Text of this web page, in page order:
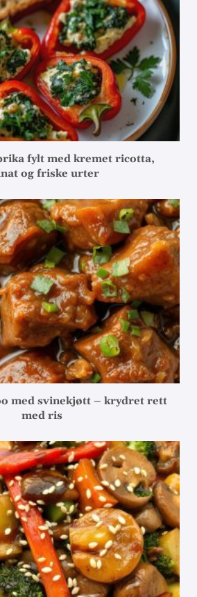
fylt med kremet ricotta,
og friske urter
med svinekjøtt – krydret rett
med ris